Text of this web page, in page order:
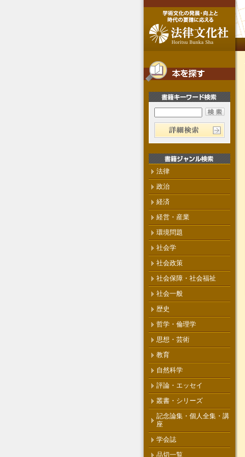
法律
政治
経済
経営・産業
環境問題
社会学
社会政策
社会保障・社会福祉
社会一般
歴史
哲学・倫理学
思想・芸術
教育
自然科学
評論・エッセイ
叢書・シリーズ
記念論集・個人全集・講
座
学会誌
品切一覧